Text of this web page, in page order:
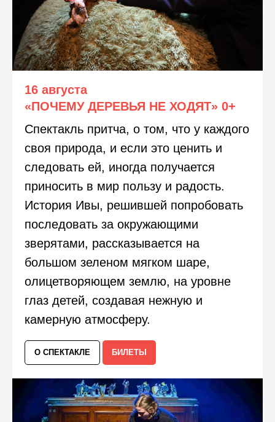
16 августа
«ПОЧЕМУ ДЕРЕВЬЯ НЕ ХОДЯТ» 0+
Спектакль притча, о том, что у каждого
своя природа, и если это ценить и
следовать ей, иногда получается
приносить в мир пользу и радость.
История Ивы, решившей попробовать
последовать за окружающими
зверятами, рассказывается на
большом зеленом мягком шаре,
олицетворяющем землю, на уровне
глаз детей, создавая нежную и
камерную атмосферу.
О СПЕКТАКЛЕ БИЛЕТЫ